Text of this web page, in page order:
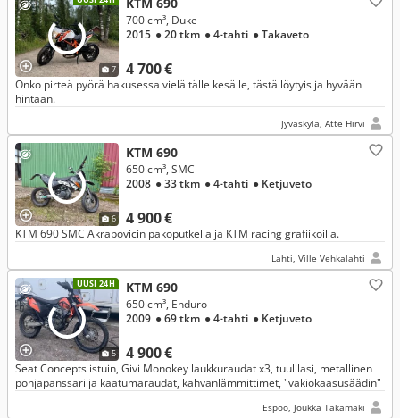
7 4 700 €
700 cm³, Duke
2015 ● 20 tkm ● 4-tahti ● Takaveto
Onko pirteä pyörä hakusessa vielä tälle kesälle, tästä löytyis ja hyvään
hintaan.
Jyväskylä, Atte Hirvi
6
KTM 690
4 900 €
650 cm³, SMC
2008 ● 33 tkm ● 4-tahti ● Ketjuveto
KTM 690 SMC Akrapovicin pakoputkella ja KTM racing grafiikoilla.
Lahti, Ville Vehkalahti
UUSI 24H
5
KTM 690
4 900 €
650 cm³, Enduro
2009 ● 69 tkm ● 4-tahti ● Ketjuveto
Seat Concepts istuin, Givi Monokey laukkuraudat x3, tuulilasi, metallinen
pohjapanssari ja kaatumaraudat, kahvanlämmittimet, "vakiokaasusäädin"
Espoo, Joukka Takamäki